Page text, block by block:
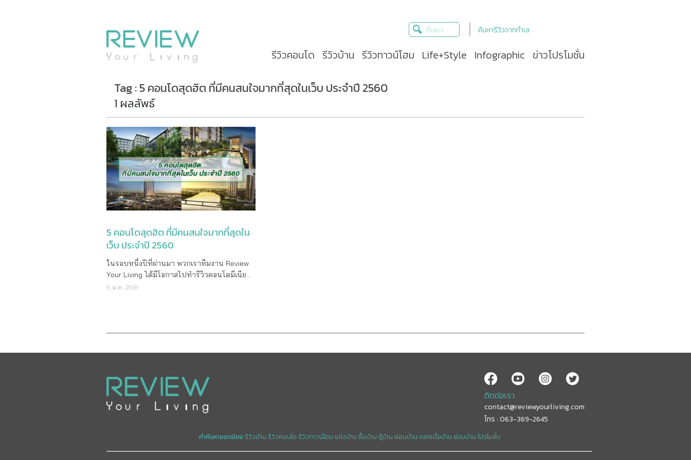
ค้นหารีวิวจากทำเล
รีวิวคอนโด รีวิวบ้าน รีวิวทาวน์โฮม Life+Style Infographic ข่าวโปรโมชั่น
Tag : 5 คอนโดสุดฮิต ที่มีคนสนใจมากที่สุดในเว็บ ประจำปี 2560
1 ผลลัพธ์
5 คอนโดสุดฮิต ที่มีคนสนใจมากที่สุดใน
เว็บ ประจำปี 2560
ในรอบหนึ่งปีที่ผ่านมา พวกเราทีมงาน Review
Your Living ได้มีโอกาสไปทำรีวิวคอนโดมีเนียม
หลายๆ แบรนด์ หลากดีไซน์ ไม่ว่าจะเป็น คอนโด
ต่อไปนี้ คือคอนโดที่มีผู้อ่านสนใจมากที่สุด โดย
ถึงจำนวนผู้เข้าอ่านในเว็บไซต์ของเรา มาดูกันดี
ใจคุณหรือเปล่า ตามมาดูได้เลย.. คอนโด
HALLMARK งามวงศ์วาน สำหรับโครงการแรกที่
มีผู้อ่านสนใจคลิกเข้ามามากที่สุดก็คือ Hallmark
งามวงศ์วาน เป็นคอนโด Low Rise สูง 8 ชั้น 4
สระว่ายน้ำ และฟิตเนส ที่อยู่ตรงกลางคอนโด
5 ม.ค. 2561
ติดต่อเรา
contact@reviewyourliving.com
โทร : 063-369-2645
คำค้นหายอดนิยม รีวิวบ้าน รีวิวคอนโด รีวิวทาวน์โฮม แต่งบ้าน ซื้อบ้าน กู้บ้าน ผ่อนบ้าน ดอกเบี้ยบ้าน ซ่อมบ้านโปรโมชั่น